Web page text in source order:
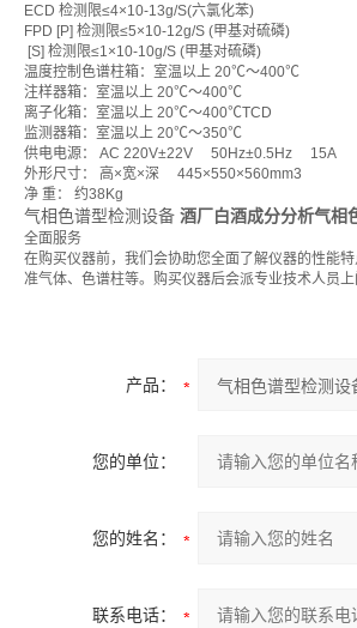
ECD 检测限≤4×10-13g/S(六氯化苯)
FPD [P] 检测限≤5×10-12g/S (甲基对硫磷)
[S] 检测限≤1×10-10g/S (甲基对硫磷)
温度控制色谱柱箱：室温以上 20℃～400℃
注样器箱：室温以上 20℃～400℃
离子化箱：室温以上 20℃～400℃TCD
监测器箱：室温以上 20℃～350℃
供电电源： AC 220V±22V 50Hz±0.5Hz 15A
外形尺寸： 高×宽×深 445×550×560mm3
净 重： 约38Kg
气相色谱型检测设备 酒厂白酒成分分析气相
全面服务
在购买仪器前，我们会协助您全面了解仪器的性能
准气体、色谱柱等。购买仪器后会派专业技术人员
产品：
您的单位：
您的姓名：
联系电话：